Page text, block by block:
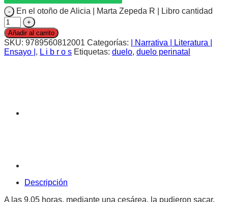
En el otoño de Alicia | Marta Zepeda R | Libro cantidad
Añadir al carrito
SKU: 9789560812001 Categorías:
| Narrativa | Literatura |
Ensayo | , L i b r o s Etiquetas: duelo, duelo perinatal
Descripción
A las 9.05 horas, mediante una cesárea, la pudieron sacar.